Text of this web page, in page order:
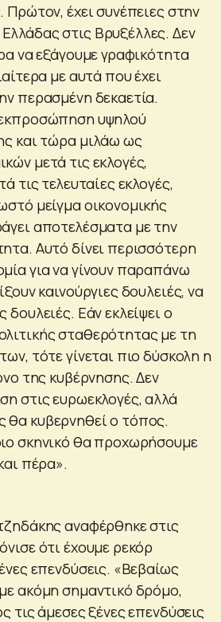
Πρώτον, έχει συνέπειες στην
στις Βρυξέλλες. Δεν
να εξάγουμε γραφικότητα
με αυτά που έχει
περασμένη δεκαετία.
υψηλού
και τώρα μιλάω ως
μετά τις εκλογές,
τις τελευταίες εκλογές,
μείγμα οικονομικής
αποτελέσματα με την
Αυτό δίνει περισσότερη
για να γίνουν παραπάνω
καινούργιες δουλειές, να
δουλειές. Εάν εκλείψει ο
σταθερότητας με τη
τότε γίνεται πιο δύσκολη η
της κυβέρνησης. Δεν
στις ευρωεκλογές, αλλά
κυβερνηθεί ο τόπος.
σκηνικό θα προχωρήσουμε
πέρα».
αναφέρθηκε στις
ότι έχουμε ρεκόρ
επενδύσεις. «Βεβαίως
ακόμη σημαντικό δρόμο,
τις άμεσες ξένες επενδύσεις